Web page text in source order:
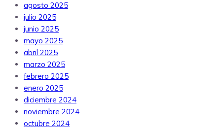
agosto 2025
julio 2025
junio 2025
mayo 2025
abril 2025
marzo 2025
febrero 2025
enero 2025
diciembre 2024
noviembre 2024
octubre 2024